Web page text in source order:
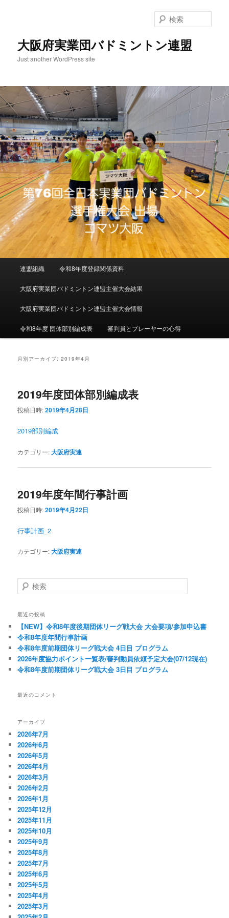
大阪府実業団バドミントン連盟
Just another WordPress site
索
メインメニュー
メインコンテンツへ移動
サブコンテンツへ移動
連盟組織 令和8年度登録関係資料
大阪府実業団バドミントン連盟主催大会結果
大阪府実業団バドミントン連盟主催大会情報
令和8年度 団体部別編成表 審判員とプレーヤーの心得
月別アーカイブ:2019年4月
2019年度団体部別編成表
投稿日時:2019年4月28日
2019部別編成
カテゴリー:大阪府実連
2019年度年間行事計画
投稿日時:2019年4月22日
行事計画_2
カテゴリー:大阪府実連
検索
最近の投稿
【NEW】令和8年度後期団体リーグ戦大会 大会要項/参加申込書
令和8年度年間行事計画
令和8年度前期団体リーグ戦大会 4日目 プログラム
2026年度協力ポイント一覧表/審判動員依頼予定大会(07/12現在)
令和8年度前期団体リーグ戦大会 3日目 プログラム
最近のコメント
アーカイブ
2026年7月
2026年6月
2026年5月
2026年4月
2026年3月
2026年2月
2026年1月
2025年12月
2025年11月
2025年10月
2025年9月
2025年8月
2025年7月
2025年6月
2025年5月
2025年4月
2025年3月